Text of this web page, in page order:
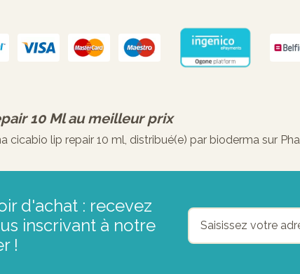
10 Mlau meilleur prix
lip repair 10 ml, distribué(e) par bioderma sur
d'achat : recevez
inscrivant à notre
!